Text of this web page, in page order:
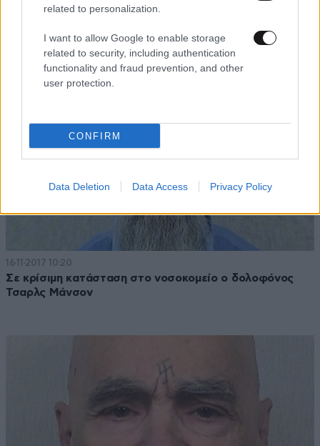
related to personalization.
I want to allow Google to enable storage
related to security, including authentication
functionality and fraud prevention, and other
user protection.
CONFIRM
Data Deletion Data Access Privacy Policy
20·11·2017 08:38
16·11·2017 10:20
Σε κρίσιμη κατάσταση στο νοσοκομείο ο δολοφόνος
Τσαρλς Μάνσον